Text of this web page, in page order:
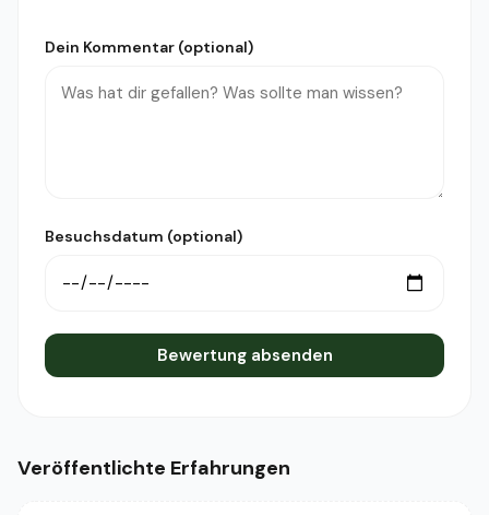
Dein Kommentar (optional)
Besuchsdatum (optional)
Bewertung absenden
Veröffentlichte Erfahrungen